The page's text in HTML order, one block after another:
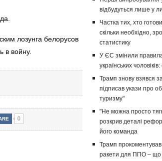
лозунга белорусов
в войну.
0
відбудуться лише у
Частка тих, хто
скільки необхідно,
статистику
У ЄС змінили
українських
Трамп знову взявся
підписав укази про
туризму"
"Не можна просто
розкрив деталі
його команда
Трамп
ракети для ППО – що